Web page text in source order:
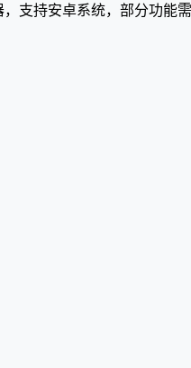
支持安卓系统，部分功能